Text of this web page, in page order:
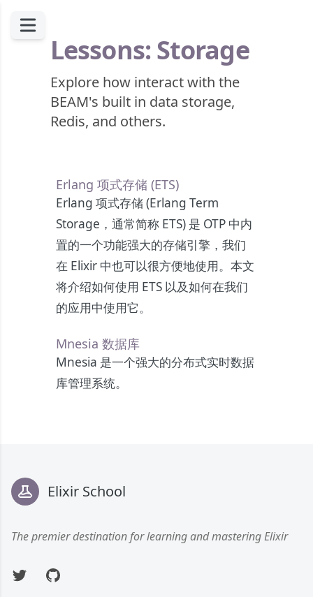
Lessons: Storage
Explore how interact with the
BEAM's built in data storage,
Redis, and others.
Erlang 项式存储 (ETS)
Erlang 项式存储 (Erlang Term
Storage，通常简称 ETS) 是 OTP 中内
置的一个功能强大的存储引擎，我们
在 Elixir 中也可以很方便地使用。本文
将介绍如何使用 ETS 以及如何在我们
的应用中使用它。
Mnesia 数据库
Mnesia 是一个强大的分布式实时数据
库管理系统。
Elixir School
The premier destination for learning and mastering Elixir
TwitterGitHub